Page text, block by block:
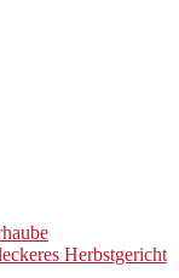
Herbstgericht